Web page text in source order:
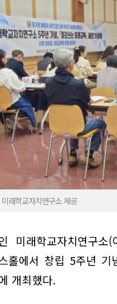
래학교자치연구소 제공
미래학교자치연구
홀에서 창립 5주년
개최했다.